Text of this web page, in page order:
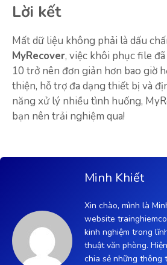
Lời kết
Mất dữ liệu không phải là dấu
MyRecover, việc khôi phục file
10 trở nên đơn giản hơn bao giờ
thiện, hỗ trợ đa dạng thiết bị và
năng xử lý nhiều tình huống,
bạn nên trải nghiệm qua!
Minh Khiết
Xin chào, mình là
website
kinh nghiệm trong
thuật văn phòng.
chia sẻ những thông